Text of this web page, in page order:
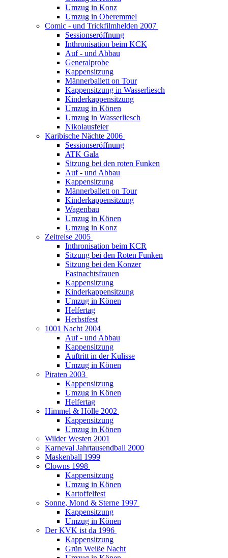
Umzug in Konz
Umzug in Oberemmel
Comic - und Trickfilmhelden 2007
Sessionseröffnung
Inthronisation beim KCK
Auf - und Abbau
Generalprobe
Kappensitzung
Männerballett on Tour
Kappensitzung in Wasserliesch
Kinderkappensitzung
Umzug in Könen
Umzug in Wasserliesch
Nikolausfeier
Karibische Nächte 2006
Sessionseröffnung
ATK Gala
Sitzung bei den roten Funken
Auf - und Abbau
Kappensitzung
Männerballett on Tour
Kinderkappensitzung
Wagenbau
Umzug in Könen
Umzug in Konz
Zeitreise 2005
Inthronisation beim KCR
Sitzung bei den Roten Funken
Sitzung bei den Konzer
Fastnachtsfrauen
Kappensitzung
Kinderkappensitzung
Umzug in Könen
Helfertag
Herbstfest
1001 Nacht 2004
Auf - und Abbau
Kappensitzung
Auftritt in der Kulisse
Umzug in Könen
Piraten 2003
Kappensitzung
Umzug in Könen
Helfertag
Himmel & Hölle 2002
Kappensitzung
Umzug in Könen
Wilder Westen 2001
Karneval Jahrtausendball 2000
Maskenball 1999
Clowns 1998
Kappensitzung
Umzug in Könen
Kartoffelfest
Sonne, Mond & Sterne 1997
Kappensitzung
Umzug in Könen
Der KVK ist da 1996
Kappensitzung
Grün Weiße Nacht